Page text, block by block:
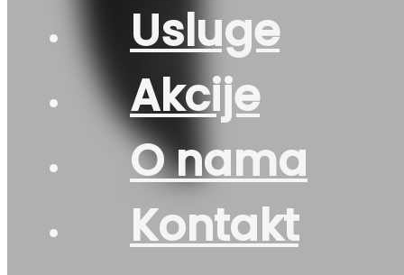
Usluge
Akcije
O nama
Kontakt